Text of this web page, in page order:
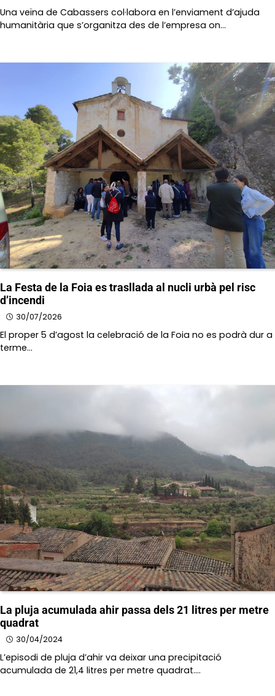
Una veïna de Cabassers col·labora en l’enviament d’ajuda
humanitària que s’organitza des de l’empresa on…
La Festa de la Foia es trasllada al nucli urbà pel risc
d’incendi
30/07/2026
El proper 5 d’agost la celebració de la Foia no es podrà dur a
terme…
La pluja acumulada ahir passa dels 21 litres per metre
quadrat
30/04/2024
L’episodi de pluja d’ahir va deixar una precipitació
acumulada de 21,4 litres per metre quadrat.…